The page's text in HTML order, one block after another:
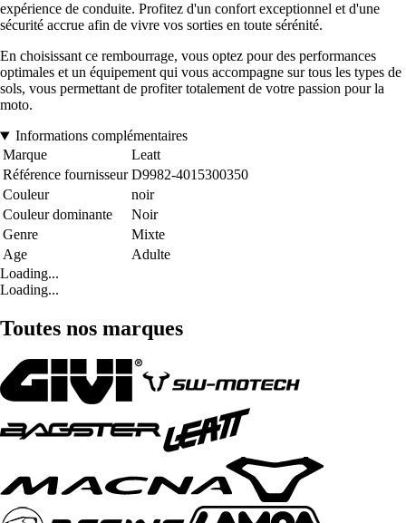
expérience de conduite. Profitez d'un confort exceptionnel et d'une
sécurité accrue afin de vivre vos sorties en toute sérénité.
En choisissant ce rembourrage, vous optez pour des performances
optimales et un équipement qui vous accompagne sur tous les types de
sols, vous permettant de profiter totalement de votre passion pour la
moto.
Informations complémentaires
Marque
Leatt
Référence fournisseur D9982-4015300350
Couleur
noir
Couleur dominante
Noir
Genre
Mixte
Age
Adulte
Loading...
Loading...
Toutes nos marques